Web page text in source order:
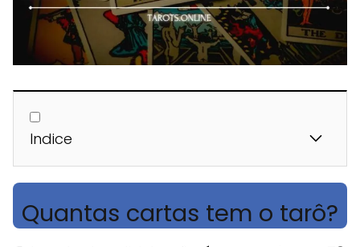
Indice
Quantas cartas tem o tarô?